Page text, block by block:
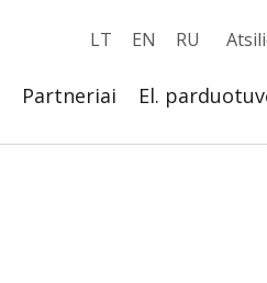
LT EN RU
Partneriai El.